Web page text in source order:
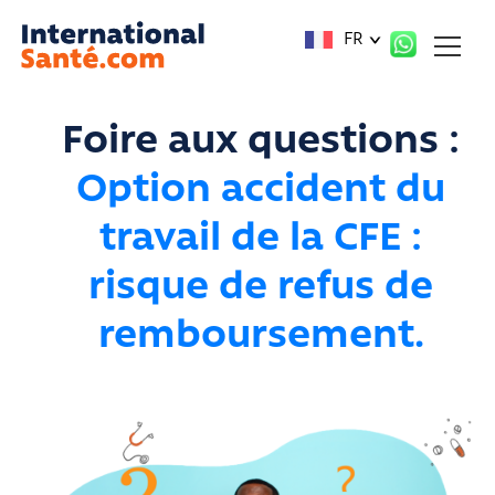
FR
Foire aux questions :
Option accident du
travail de la CFE :
risque de refus de
remboursement.